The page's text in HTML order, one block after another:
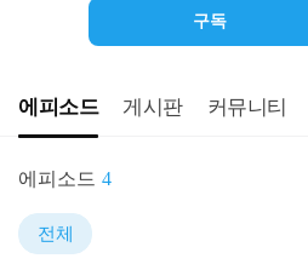
구독
에피소드 게시판 커뮤니티
에피소드 4
전체